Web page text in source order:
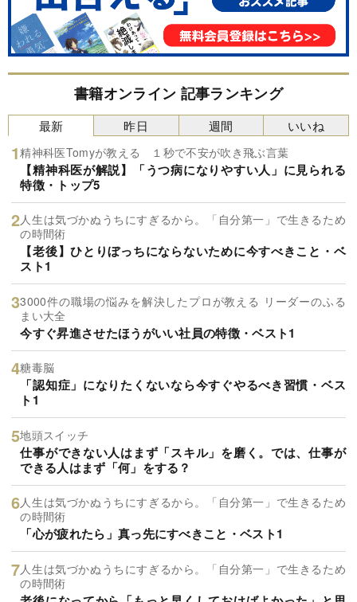
書籍オンライン 記事ランキング
最新
精神科医Tomyが教える １秒で不安が吹き飛ぶ言葉
【精神科医が解説】「うつ病になりやすい人」に見られる
特徴・トップ5
人生は気づかぬうちにすぎるから。「自分第一」で生きるため
の時間術
【老後】ひとりぼっちにならないために今すべきこと・ベ
スト1
3000件の職場の悩みを解決したプロが教える リーダーのふる
まい大全
今すぐ昇進させたほうがいい社員の特徴・ベスト1
糖毒脳
「認知症」になりたくないなら今すぐやるべき習慣・ベス
ト1
地頭スイッチ
仕事ができない人はまず「スキル」を磨く。では、仕事が
できる人はまず「何」をする？
人生は気づかぬうちにすぎるから。「自分第一」で生きるため
の時間術
「心が疲れたら」真っ先にすべきこと・ベスト1
人生は気づかぬうちにすぎるから。「自分第一」で生きるため
の時間術
昨日 週間 いいね